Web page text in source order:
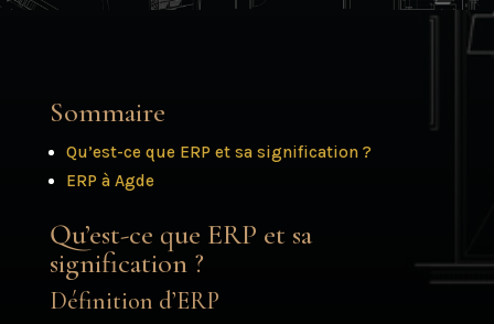
Sommaire
Qu’est-ce que ERP et sa signification ?
ERP à Agde
Qu’est-ce que ERP et sa
signification ?
Définition d’ERP